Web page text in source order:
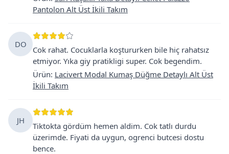
Pantolon Alt Üst İkili Takım
DO
Cok rahat. Cocuklarla koştururken bile hiç rahatsız
etmiyor. Yıka giy pratikligi super. Cok begendim.
Ürün: Lacivert Modal Kumaş Düğme Detaylı Alt Üst
İkili Takım
JH
Tiktokta gördüm hemen aldim. Cok tatlı durdu
üzerimde. Fiyati da uygun, ogrenci butcesi dostu
bence.